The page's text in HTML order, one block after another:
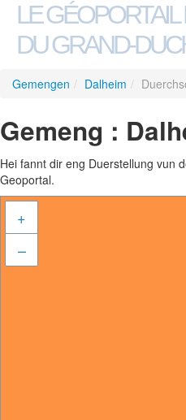
LE
DU GRAND-
Gemengen / Dalheim /
Gemeng :
Hei fannt dir eng Duerstellung vun
Geoportal.
+
–